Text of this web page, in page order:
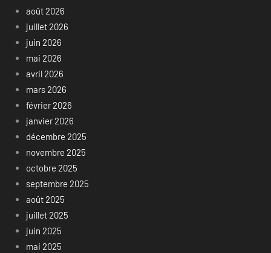
août 2026
juillet 2026
juin 2026
mai 2026
avril 2026
mars 2026
février 2026
janvier 2026
décembre 2025
novembre 2025
octobre 2025
septembre 2025
août 2025
juillet 2025
juin 2025
mai 2025